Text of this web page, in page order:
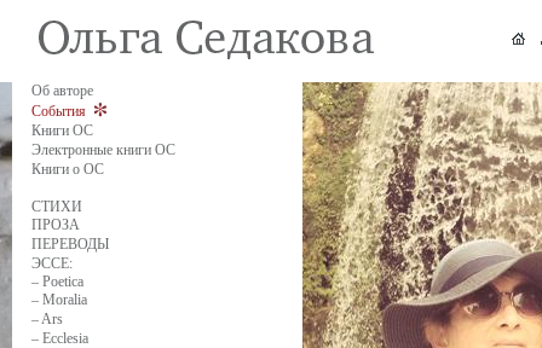
Об авторе
События
Книги ОС
Электронные книги ОС
Книги о ОС
СТИХИ
ПРОЗА
ПЕРЕВОДЫ
ЭССЕ:
– Poetica
– Moralia
– Ars
– Ecclesia